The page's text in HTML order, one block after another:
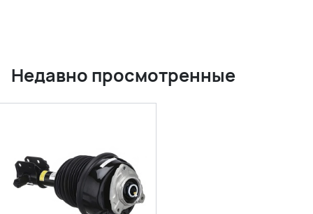
Недавно просмотренные